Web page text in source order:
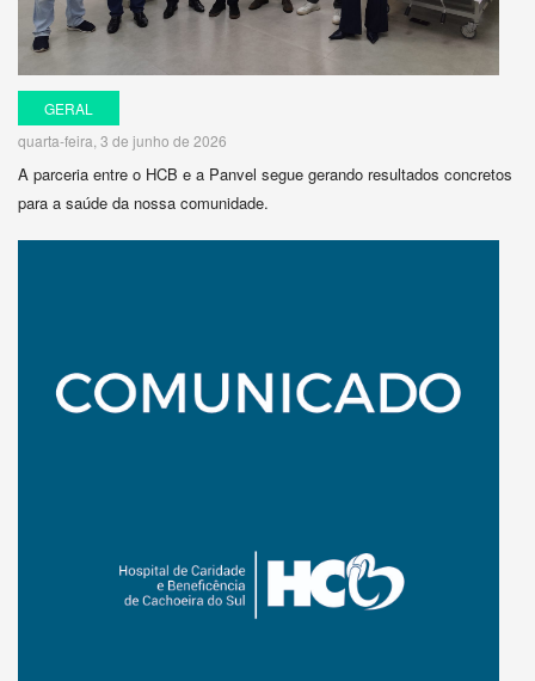
GERAL
quarta-feira, 3 de junho de 2026
A parceria entre o HCB e a Panvel segue gerando resultados concretos
para a saúde da nossa comunidade.